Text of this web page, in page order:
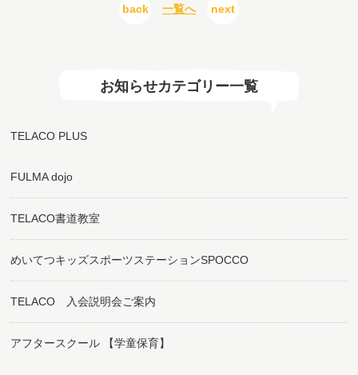
back 一覧へ next
お知らせカテゴリー一覧
TELACO PLUS
FULMA dojo
TELACO書道教室
めいてつキッズスポーツステーションSPOCCO
TELACO 入会説明会ご案内
アフタースクール 【学童保育】